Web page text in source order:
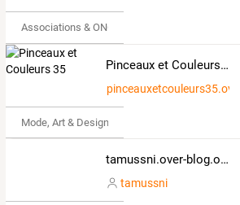
Associations & ONG
Pinceaux et Couleurs 35
Mode, Art & Design
tamussni.over-blog.org
tamussni